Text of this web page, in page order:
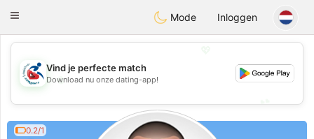
Handi Space
Toggle
Mode Inloggen
💖
💕
Vind je perfecte match
Download nu onze dating-app!
0.2/1